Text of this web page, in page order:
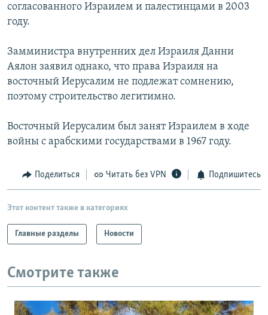
согласованного Израилем и палестинцами в 2003
году.
Замминистра внутренних дел Израиля Данни
Аялон заявил однако, что права Израиля на
восточный Иерусалим не подлежат сомнению,
поэтому строительство легитимно.
Восточный Иерусалим был занят Израилем в ходе
войны с арабскими государствами в 1967 году.
Поделиться Читать без VPN Подпишитесь
Этот контент также в категориях
Главные разделы Новости
Смотрите также